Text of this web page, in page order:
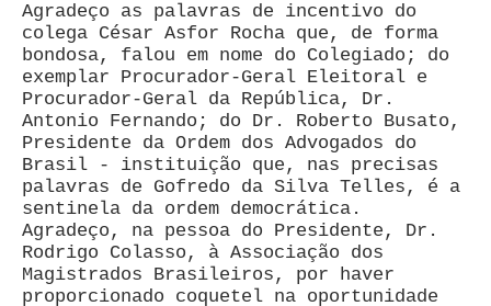
Agradeço as palavras de incentivo do
colega César Asfor Rocha que, de forma
bondosa, falou em nome do Colegiado; do
exemplar Procurador-Geral Eleitoral e
Procurador-Geral da República, Dr.
Antonio Fernando; do Dr. Roberto Busato,
Presidente da Ordem dos Advogados do
Brasil - instituição que, nas precisas
palavras de Gofredo da Silva Telles, é a
sentinela da ordem democrática.
Agradeço, na pessoa do Presidente, Dr.
Rodrigo Colasso, à Associação dos
Magistrados Brasileiros, por haver
proporcionado coquetel na oportunidade